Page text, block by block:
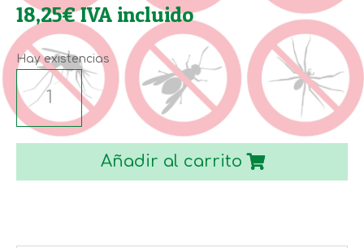
18,25€IVA incluido
Hay existencias
INSECTICIDA
ORUGAS
MASSOMETRIN
cantidad
Añadir al carrito